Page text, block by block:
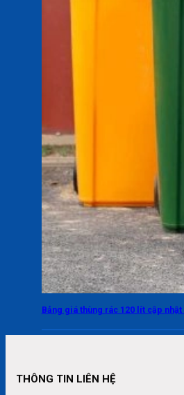
Bảng giá thùng rác 120 lít cập nhật
THÔNG TIN LIÊN HỆ